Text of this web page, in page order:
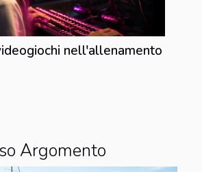
nell'allenamento
Argomento